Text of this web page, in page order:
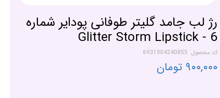
رژ لب جامد گلیتر طوفانی پودایر شماره
6 - Glitter Storm Lipstick
کد محصول: 6931904240855
۹۰۰,۰۰۰ تومان